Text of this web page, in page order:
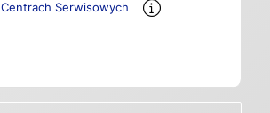
Serwisowych